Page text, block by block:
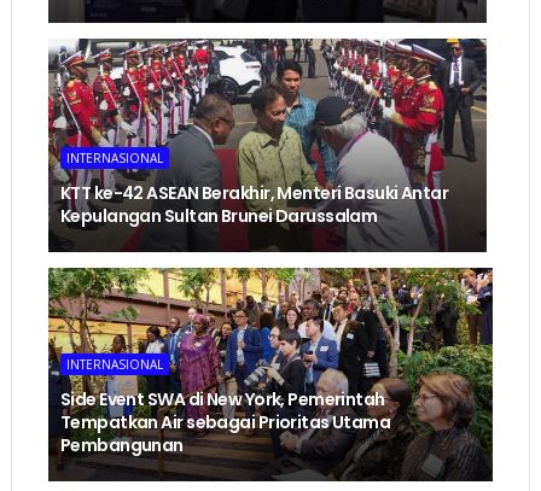
INTERNASIONAL
KTT ke-42 ASEAN Berakhir, Menteri Basuki Antar
Kepulangan Sultan Brunei Darussalam
INTERNASIONAL
Side Event SWA di New York, Pemerintah
Tempatkan Air sebagai Prioritas Utama
Pembangunan